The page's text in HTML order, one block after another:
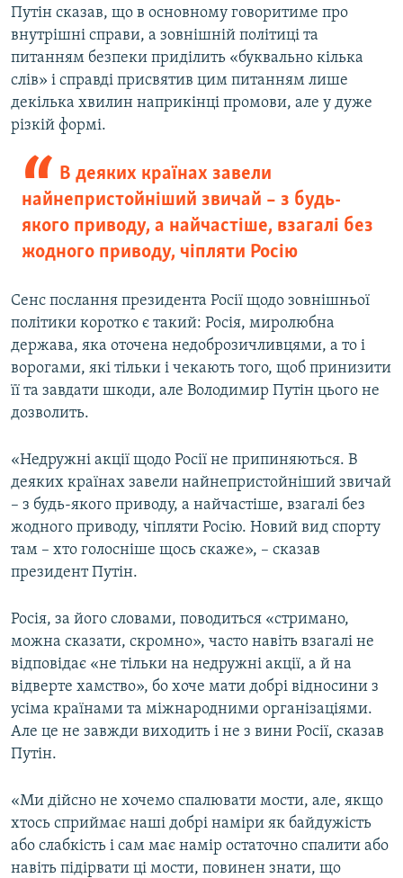
Путін сказав, що в основному говоритиме про
внутрішні справи, а зовнішній політиці та
питанням безпеки приділить «буквально кілька
слів» і справді присвятив цим питанням лише
декілька хвилин наприкінці промови, але у дуже
різкій формі.
В деяких країнах завели
найнепристойніший звичай – з будь-
якого приводу, а найчастіше, взагалі без
жодного приводу, чіпляти Росію
Сенс послання президента Росії щодо зовнішньої
політики коротко є такий: Росія, миролюбна
держава, яка оточена недоброзичливцями, а то і
ворогами, які тільки і чекають того, щоб принизити
її та завдати шкоди, але Володимир Путін цього не
дозволить.
«Недружні акції щодо Росії не припиняються. В
деяких країнах завели найнепристойніший звичай
– з будь-якого приводу, а найчастіше, взагалі без
жодного приводу, чіпляти Росію. Новий вид спорту
там – хто голосніше щось скаже», – сказав
президент Путін.
Росія, за його словами, поводиться «стримано,
можна сказати, скромно», часто навіть взагалі не
відповідає «не тільки на недружні акції, а й на
відверте хамство», бо хоче мати добрі відносини з
усіма країнами та міжнародними організаціями.
Але це не завжди виходить і не з вини Росії, сказав
Путін.
«Ми дійсно не хочемо спалювати мости, але, якщо
хтось сприймає наші добрі наміри як байдужість
або слабкість і сам має намір остаточно спалити або
навіть підірвати ці мости, повинен знати, що